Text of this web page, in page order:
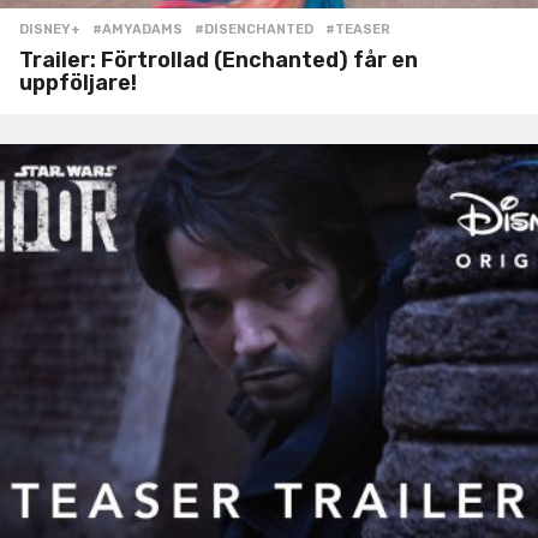
DISNEY+ #AMYADAMS ,#DISENCHANTED ,#TEASER
Trailer: Förtrollad (Enchanted) får en
uppföljare!